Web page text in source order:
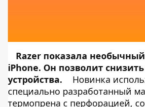
Razer показала
iPhone. Он позволит
устройства.
Новинка
специально разработанный
термопрена с перфорацией,